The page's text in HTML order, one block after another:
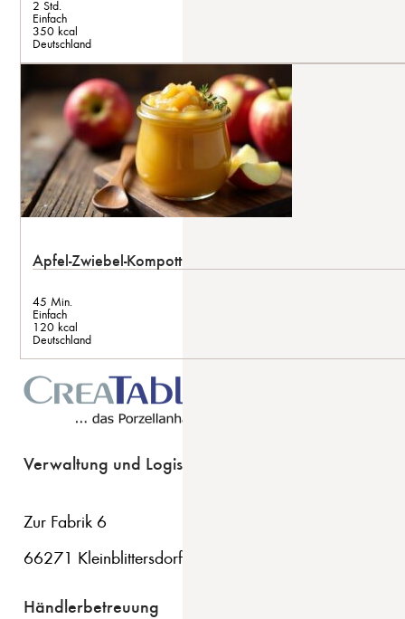
2 Std.
Einfach
350 kcal
Deutschland
Apfel-Zwiebel-Kompott
45 Min.
Einfach
120 kcal
Deutschland
Verwaltung und Logistik
Zur Fabrik 6
66271 Kleinblittersdorf
Händlerbetreuung